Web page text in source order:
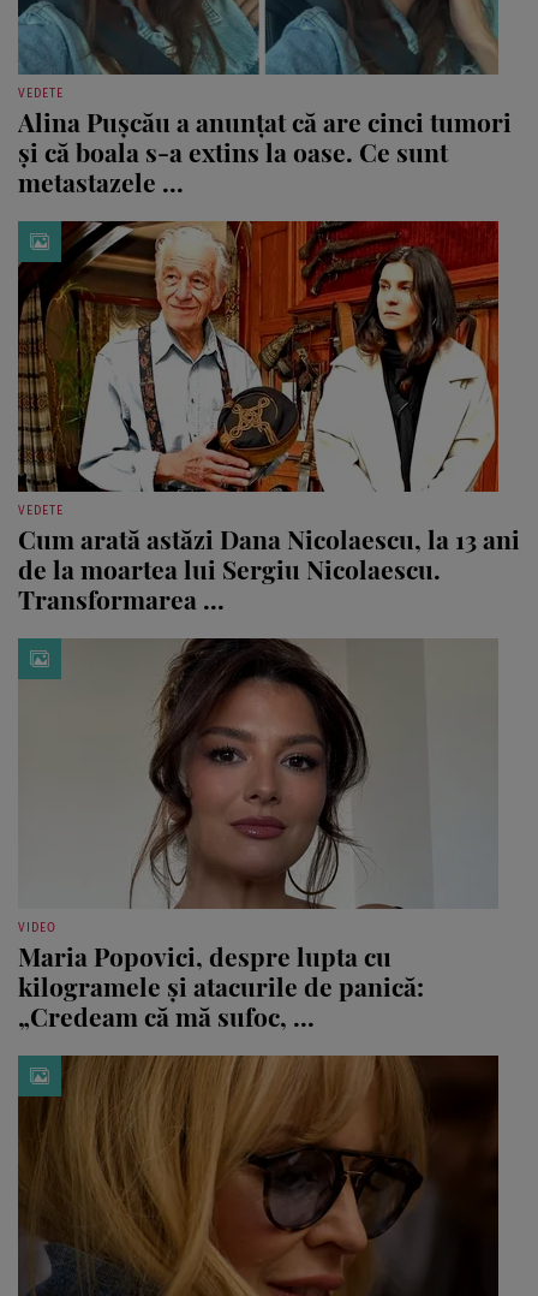
VEDETE
Alina Pușcău a anunțat că are cinci tumori
și că boala s-a extins la oase. Ce sunt
metastazele ...
VEDETE
Cum arată astăzi Dana Nicolaescu, la 13 ani
de la moartea lui Sergiu Nicolaescu.
Transformarea ...
VIDEO
Maria Popovici, despre lupta cu
kilogramele și atacurile de panică:
„Credeam că mă sufoc, ...